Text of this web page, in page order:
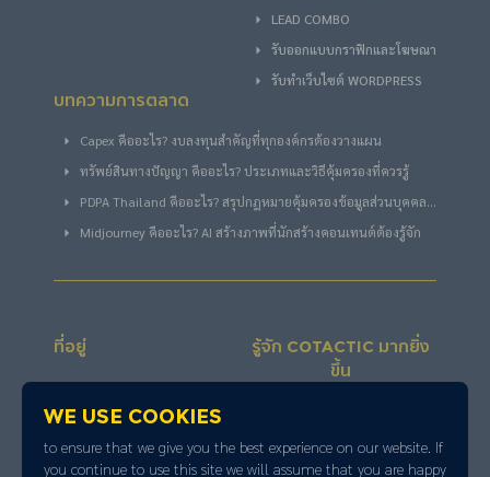
We use cookies
to ensure that we give you the best experience on our website. If
you continue to use this site we will assume that you are happy
LEAD COMBO
รับออกแบบกราฟิกและโฆษณา
รับทำเว็บไซต์ WORDPRESS
บทความการตลาด
Capex คืออะไร? งบลงทุนสำคัญที่ทุกองค์กรต้องวางแผน
ทรัพย์สินทางปัญญา คืออะไร? ประเภทและวิธีคุ้มครองที่ควรรู้
PDPA Thailand คืออะไร? สรุปกฎหมายคุ้มครองข้อมูลส่วนบุคคล
ไทย
Midjourney คืออะไร? AI สร้างภาพที่นักสร้างคอนเทนต์ต้องรู้จัก
ที่อยู่
สุขุมวิท 21 แขวงคลองเตย
เหนือ เขตวัฒนา
รู้จัก COTACTIC มากยิ่ง
ขึ้น